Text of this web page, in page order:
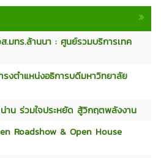
.มทร.ล้านนา : ศูนย์รวมบริการเทค
งตำแหน่งอธิการบดีมหาวิทยาลัย
าน ร่วมใจประหยัด สู้วิกฤตพลังงาน
Roadshow & Open House